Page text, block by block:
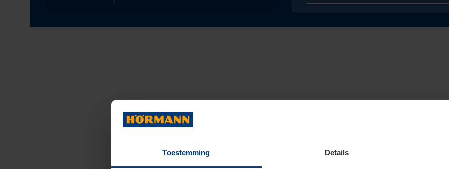
Toestemming Details